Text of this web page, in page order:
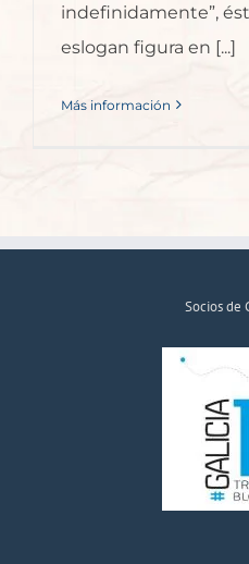
indefinidamente”,
eslogan figura en [...]
Más información
Socios de